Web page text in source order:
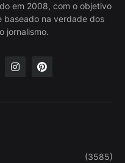
em 2008, com o objetivo
baseado na verdade dos
jornalismo.
(3585)